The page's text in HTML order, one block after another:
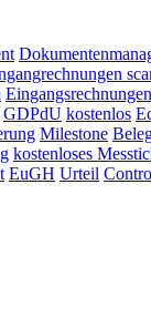
GDPdU kostenlos
Milestone
kostenloses
EuGH Urteil